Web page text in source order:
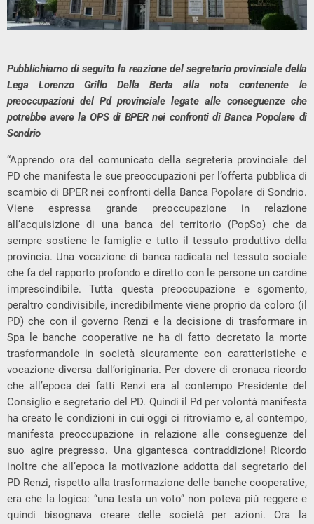
Pubblichiamo di seguito la reazione del segretario provinciale della
Lega Lorenzo Grillo Della Berta alla nota contenente le
preoccupazioni del Pd provinciale legate alle conseguenze che
potrebbe avere la OPS di BPER nei confronti di Banca Popolare di
Sondrio
“Apprendo ora del comunicato della segreteria provinciale del
PD che manifesta le sue preoccupazioni per l’offerta pubblica di
scambio di BPER nei confronti della Banca Popolare di Sondrio.
Viene espressa grande preoccupazione in relazione
all’acquisizione di una banca del territorio (PopSo) che da
sempre sostiene le famiglie e tutto il tessuto produttivo della
provincia. Una vocazione di banca radicata nel tessuto sociale
che fa del rapporto profondo e diretto con le persone un cardine
imprescindibile. Tutta questa preoccupazione e sgomento,
peraltro condivisibile, incredibilmente viene proprio da coloro (il
PD) che con il governo Renzi e la decisione di trasformare in
Spa le banche cooperative ne ha di fatto decretato la morte
trasformandole in società sicuramente con caratteristiche e
vocazione diversa dall’originaria. Per dovere di cronaca ricordo
che all’epoca dei fatti Renzi era al contempo Presidente del
Consiglio e segretario del PD. Quindi il Pd per volontà manifesta
ha creato le condizioni in cui oggi ci ritroviamo e, al contempo,
manifesta preoccupazione in relazione alle conseguenze del
suo agire pregresso. Una gigantesca contraddizione! Ricordo
inoltre che all’epoca la motivazione addotta dal segretario del
PD Renzi, rispetto alla trasformazione delle banche cooperative,
era che la logica: “una testa un voto” non poteva più reggere e
quindi bisognava creare delle società per azioni. Ora la